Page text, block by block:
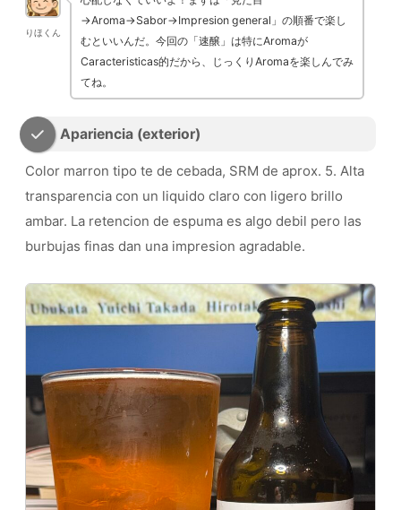
りほくん
→Aroma→Sabor→Impresion general」の順番で楽し
むといいんだ。今回の「速醸」は特にAromaが
Caracteristicas的だから、じっくりAromaを楽しんでみ
てね。
Apariencia (exterior)
Color marron tipo te de cebada, SRM de aprox. 5. Alta
transparencia con un liquido claro con ligero brillo
ambar. La retencion de espuma es algo debil pero las
burbujas finas dan una impresion agradable.